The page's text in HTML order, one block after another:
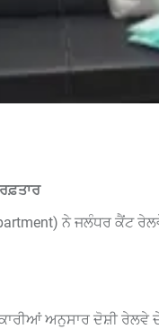
ਨੇ ਜਲੰਧਰ ਕੈਂਟ
ਅਨੁਸਾਰ ਦੋਸ਼ੀ ਰੇਲਵੇ